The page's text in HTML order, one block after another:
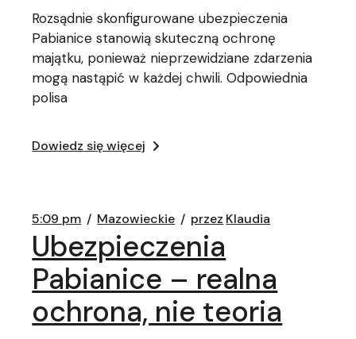
Rozsądnie skonfigurowane ubezpieczenia
Pabianice stanowią skuteczną ochronę
majątku, ponieważ nieprzewidziane zdarzenia
mogą nastąpić w każdej chwili. Odpowiednia
polisa
Dowiedz się więcej
5:09 pm Mazowieckie przez Klaudia
Ubezpieczenia
Pabianice – realna
ochrona, nie teoria